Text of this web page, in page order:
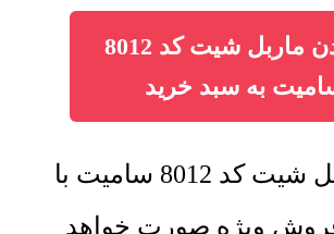
افزودن ماربل شیت کد 8012
به سبد خرید
خرید ماربل شیت کد 8012 سامیت با
ویژه صورت خواهد